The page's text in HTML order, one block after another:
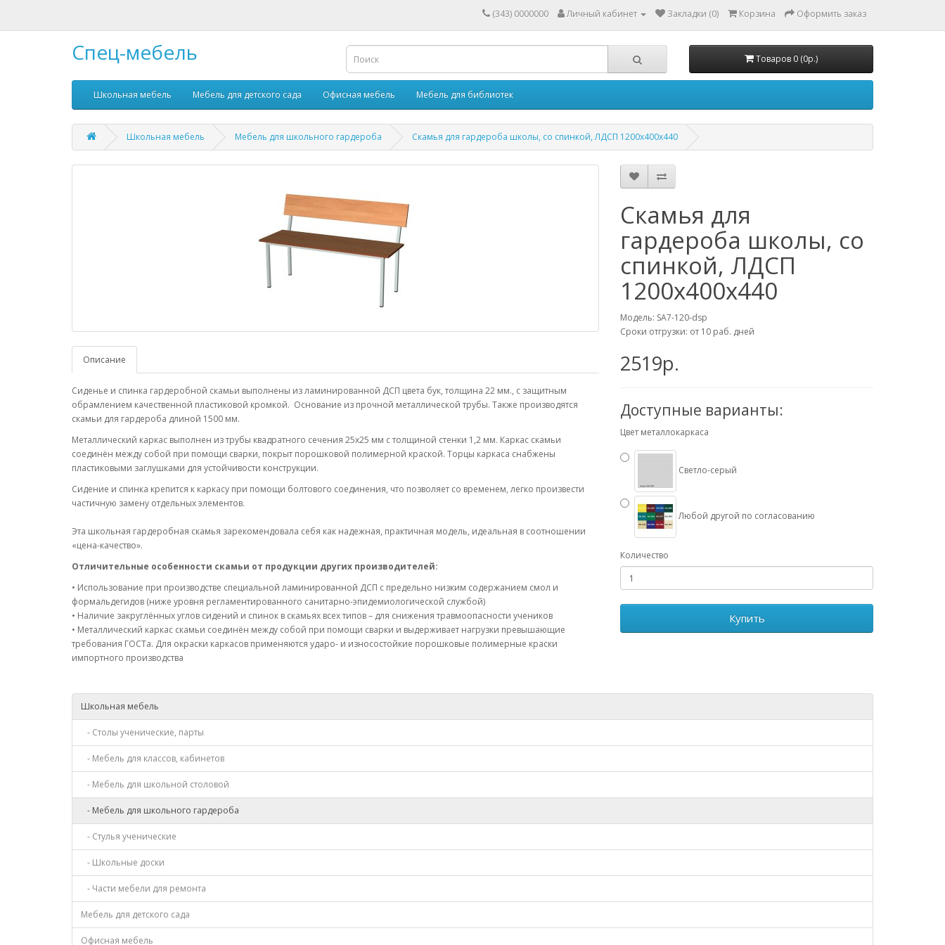
(343) 0000000 Личный кабинет Закладки (0) Корзина Оформить заказ
Спец-мебель Товаров 0 (0р.)
Школьная мебель Мебель для детского сада Офисная мебель Мебель для библиотек
Школьная мебель Мебель для школьного гардероба Скамья для гардероба школы, со спинкой, ЛДСП 1200х400х440
Описание
Сиденье и спинка гардеробной скамьи выполнены из ламинированной ДСП цвета бук, толщина 22 мм., с защитным
обрамлением качественной пластиковой кромкой. Основание из прочной металлической трубы. Также производятся
скамьи для гардероба длиной 1500 мм.
Металлический каркас выполнен из трубы квадратного сечения 25х25 мм с толщиной стенки 1,2 мм. Каркас скамьи
соединён между собой при помощи сварки, покрыт порошковой полимерной краской. Торцы каркаса снабжены
пластиковыми заглушками для устойчивости конструкции.
Сидение и спинка крепится к каркасу при помощи болтового соединения, что позволяет со временем, легко произвести
частичную замену отдельных элементов.
Эта школьная гардеробная скамья зарекомендовала себя как надежная, практичная модель, идеальная в соотношении
«цена-качество».
Отличительные особенности скамьи от продукции других производителей:
• Использование при производстве специальной ламинированной ДСП с предельно низким содержанием смол и
формальдегидов (ниже уровня регламентированного санитарно-эпидемиологической службой)
• Наличие закруглённых углов сидений и спинок в скамьях всех типов – для снижения травмоопасности учеников
• Металлический каркас скамьи соединён между собой при помощи сварки и выдерживает нагрузки превышающие
требования ГОСТа. Для окраски каркасов применяются ударо- и износостойкие порошковые полимерные краски
импортного производства
Скамья для
гардероба школы, со
спинкой, ЛДСП
1200х400х440
Модель: SA7-120-dsp
Сроки отгрузки: от 10 раб. дней
2519р.
Доступные варианты:
Цвет металлокаркаса
Светло-серый
Любой другой по согласованию
Количество
Купить
Школьная мебель
- Столы ученические, парты
- Мебель для классов, кабинетов
- Мебель для школьной столовой
- Мебель для школьного гардероба
- Стулья ученические
- Школьные доски
- Части мебели для ремонта
Мебель для детского сада
Офисная мебель